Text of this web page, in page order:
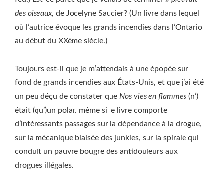
des oiseaux, de Jocelyne Saucier? (Un livre dans lequel
où l’autrice évoque les grands incendies dans l’Ontario
au début du XXème siècle.)
Toujours est-il que je m’attendais à une épopée sur
fond de grands incendies aux États-Unis, et que j’ai été
un peu déçu de constater que Nos vies en flammes (n’)
était (qu’)un polar, même si le livre comporte
d’intéressants passages sur la dépendance à la drogue,
sur la mécanique biaisée des junkies, sur la spirale qui
conduit un pauvre bougre des antidouleurs aux
drogues illégales.